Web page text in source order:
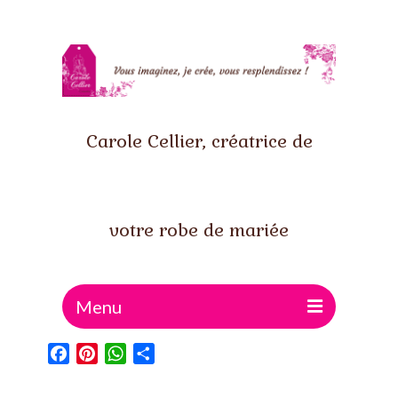
Carole Cellier, créatrice de
votre robe de mariée
Menu
Accueil
FacebookPinterestWhatsApp